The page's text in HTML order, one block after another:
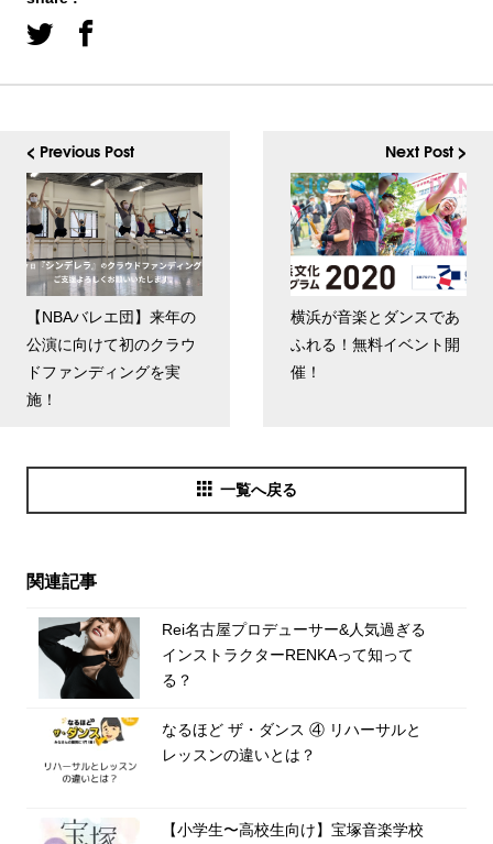
< Previous Post
【NBAバレエ団】来年の
公演に向けて初のクラウ
ドファンディングを実
施！
Next Post >
横浜が音楽とダンスであ
ふれる！無料イベント開
催！
一覧へ戻る
関連記事
Rei名古屋プロデューサー&人気過ぎる
インストラクターRENKAって知って
る？
なるほど ザ・ダンス ④ リハーサルと
レッスンの違いとは？
【小学生〜高校生向け】宝塚音楽学校